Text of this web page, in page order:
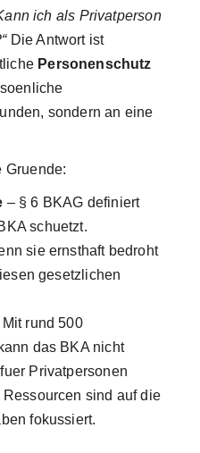
ich als Privatperson
Die Antwort ist
Personenschutz
sondern an eine
Gruende:
– § 6 BKAG definiert
schuetzt.
sie ernsthaft bedroht
gesetzlichen
rund 500
das BKA nicht
Privatpersonen
sind auf die
fokussiert.